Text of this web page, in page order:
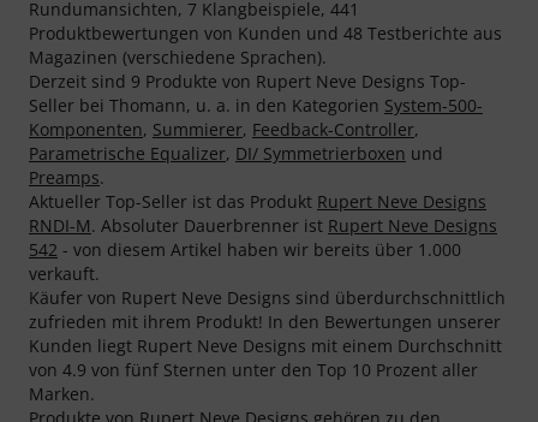
Rundumansichten, 7 Klangbeispiele, 441
Produktbewertungen von Kunden und 48 Testberichte aus
Magazinen (verschiedene Sprachen).
Derzeit sind 9 Produkte von Rupert Neve Designs Top-
Seller bei Thomann, u. a. in den Kategorien System-500-
Komponenten, Summierer, Feedback-Controller,
Parametrische Equalizer, DI/ Symmetrierboxen und
Preamps.
Aktueller Top-Seller ist das Produkt Rupert Neve Designs
RNDI-M. Absoluter Dauerbrenner ist Rupert Neve Designs
542 - von diesem Artikel haben wir bereits über 1.000
verkauft.
Käufer von Rupert Neve Designs sind überdurchschnittlich
zufrieden mit ihrem Produkt! In den Bewertungen unserer
Kunden liegt Rupert Neve Designs mit einem Durchschnitt
von 4.9 von fünf Sternen unter den Top 10 Prozent aller
Marken.
Produkte von Rupert Neve Designs gehören zu den